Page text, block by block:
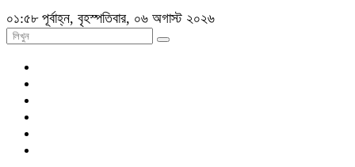
০১:৫৮ পূর্বাহ্ন, বৃহস্পতিবার, ০৬ অগাস্ট ২০২৬